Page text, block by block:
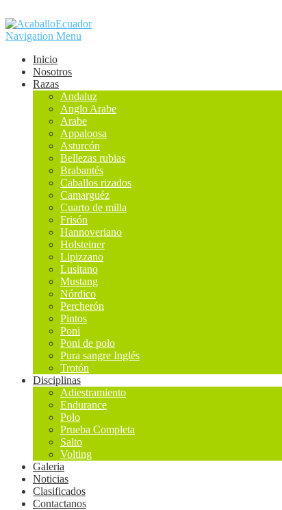
Navigation Menu
Inicio
Nosotros
Razas
Andaluz
Anglo Arabe
Arabe
Appaloosa
Asturcón
Bellezas rubias
Brabantés
Caballos rizados
Camarguéz
Cuarto de milla
Frisón
Hannoveriano
Holsteiner
Lipizzano
Lusitano
Mustang
Nórdico
Percherón
Pintos
Poni
Poni de polo
Pura sangre Inglés
Trotón
Disciplinas
Adiestramiento
Endurance
Polo
Prueba Completa
Salto
Volting
Galeria
Noticias
Clasificados
Contactanos